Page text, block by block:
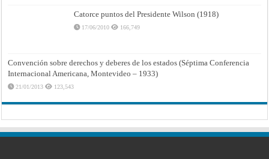
Catorce puntos del Presidente Wilson (1918)
17/06/2010 166,749
Convención sobre derechos y deberes de los estados (Séptima Conferencia
Internacional Americana, Montevideo – 1933)
21/01/2013 123,543